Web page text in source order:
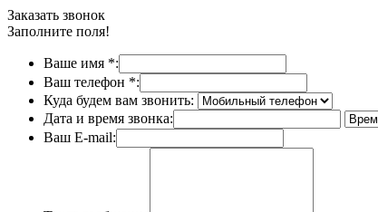
Заказать звонок
Заполните поля!
Ваше имя *:
Ваш телефон *:
Куда будем вам звонить:
Дата и время звонка:
Ваш E-mail: